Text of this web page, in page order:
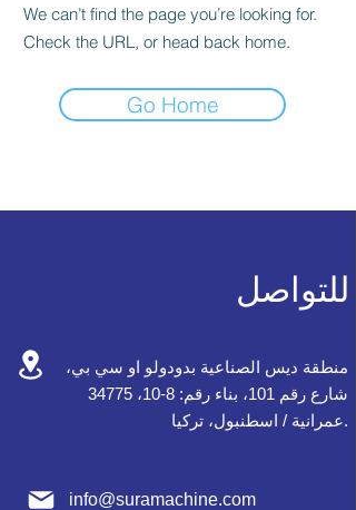
We can’t find the page you’re looking for.
Check the URL, or head back home.
Go Home
للتواصل
منطقة ديس الصناعية بدودولو او سي بي،
شارع رقم 101، بناء رقم: 8-10، 34775
عمرانية / اسطنبول، تركيا.
info@suramachine.com